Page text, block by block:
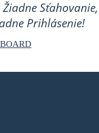
Sťahovanie,
Prihlásenie!